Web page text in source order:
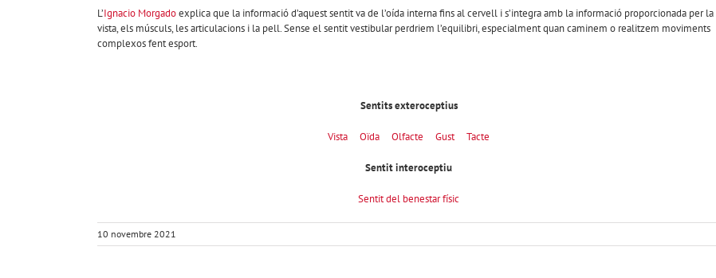
L’Ignacio Morgadoexplica que la informació d’aquest sentit va de l’oída interna fins al cervell i s’integra amb la informació proporcionada per la
vista, els músculs, les articulacions i la pell. Sense el sentit vestibular perdriem l’equilibri, especialment quan caminem o realitzem moviments
complexos fent esport.
Sentits exteroceptius
Vista Oïda Olfacte Gust Tacte
Sentit interoceptiu
Sentit del benestar físic
10 novembre 2021